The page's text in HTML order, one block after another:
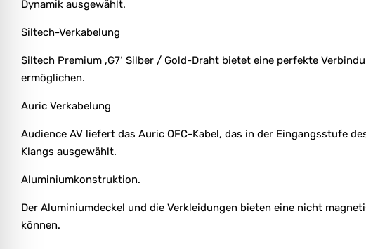
Dynamik ausgewählt.
Siltech-Verkabelung
Siltech Premium ‚G7‘ Silber / Gold-Draht bietet eine perfekte
ermöglichen.
Auric Verkabelung
Audience AV liefert das Auric OFC-Kabel, das in der Eingangsstufe
Klangs ausgewählt.
Aluminiumkonstruktion.
Der Aluminiumdeckel und die Verkleidungen bieten eine nicht
können.